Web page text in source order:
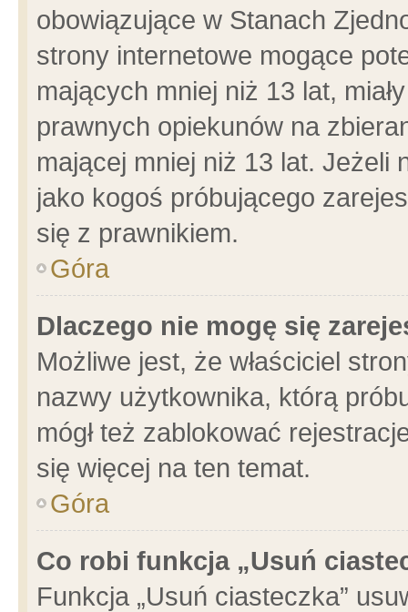
obowiązujące w Stanach
strony internetowe mogące
mających mniej niż 13 lat,
prawnych opiekunów na
mającej mniej niż 13 lat. Jeżeli
jako kogoś próbującego
się z prawnikiem.
Góra
Dlaczego nie mogę się
Możliwe jest, że właściciel
nazwy użytkownika, którą
mógł też zablokować
się więcej na ten temat.
Góra
Co robi funkcja „Usuń
Funkcja „Usuń ciasteczka”